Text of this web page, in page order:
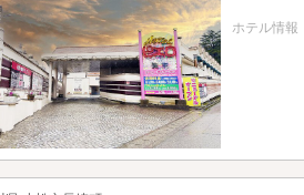
ホテル情報